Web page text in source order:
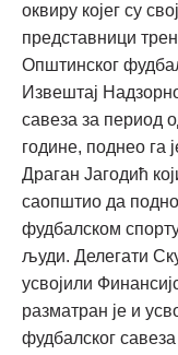
оквиру којег су
представници
Општинског
Извештај
савеза за период
године, поднео га
Драган Јагодић
саопштио да
фудбалском
људи. Делегати
усвојили
разматран је и
фудбалског